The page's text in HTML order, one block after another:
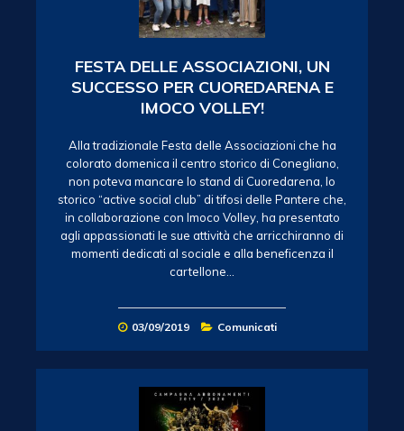
FESTA DELLE ASSOCIAZIONI, UN
SUCCESSO PER CUOREDARENA E
IMOCO VOLLEY!
Alla tradizionale Festa delle Associazioni che ha
colorato domenica il centro storico di Conegliano,
non poteva mancare lo stand di Cuoredarena, lo
storico “active social club” di tifosi delle Pantere che,
in collaborazione con Imoco Volley, ha presentato
agli appassionati le sue attività che arricchiranno di
momenti dedicati al sociale e alla beneficenza il
cartellone…
03/09/2019 Comunicati